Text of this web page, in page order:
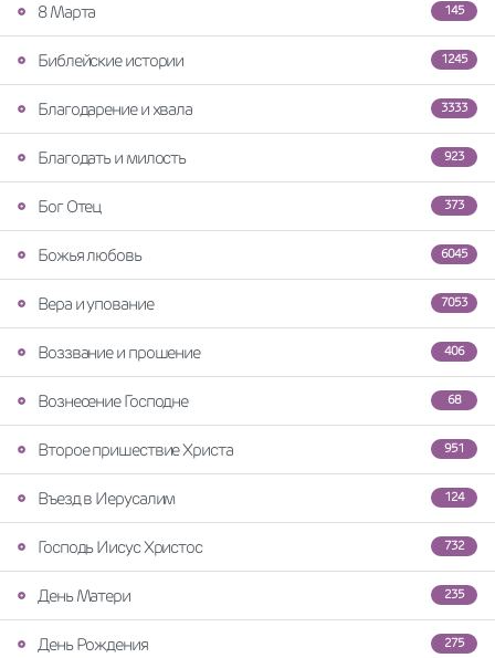
145
8 Марта
1245
Библейские истории
3333
Благодарение и хвала
923
Благодать и милость
373
Бог Отец
6045
Божья любовь
7053
Вера и упование
406
Воззвание и прошение
68
Вознесение Господне
951
Второе пришествие Христа
124
Въезд в Иерусалим
732
Господь Иисус Христос
235
День Матери
275
День Рождения